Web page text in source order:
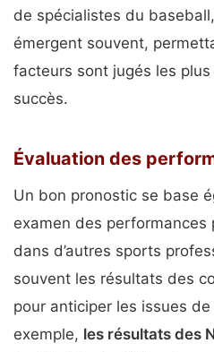
de spécialistes du
émergent souvent,
facteurs sont jugés les
succès.
Évaluation des
Un bon pronostic se base
examen des performances
dans d’autres sports
souvent les résultats des
pour anticiper les issues
exemple, les résultats des